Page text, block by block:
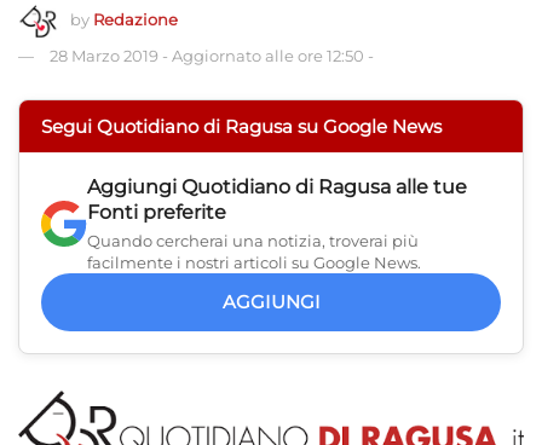
by Redazione
28 Marzo 2019 - Aggiornato alle ore 12:50 -
Segui Quotidiano di Ragusa su Google News
Aggiungi Quotidiano di Ragusa alle tue
Fonti preferite
Quando cercherai una notizia, troverai più
facilmente i nostri articoli su Google News.
AGGIUNGI